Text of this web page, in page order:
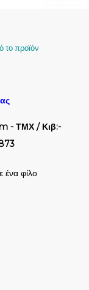
το προϊόν
- ΤΜΧ / Κιβ:-
ένα φίλο